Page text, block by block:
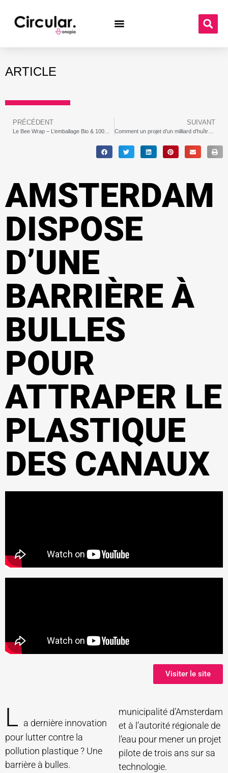
ARTICLE
PRÉCÉDENT SUIVANT
Comment un projet d’un milliard d’huîtres va sauver les voies navigables de New York
AMSTERDAM
DISPOSE
D’UNE
BARRIÈRE À
BULLES
POUR
ATTRAPER LE
PLASTIQUE
DES CANAUX
Visiter le site
L a dernière innovation
pour lutter contre la
pollution plastique ? Une
barrière à bulles.
municipalité d’Amsterdam
et à l’autorité régionale de
l’eau pour mener un projet
pilote de trois ans sur sa
technologie.